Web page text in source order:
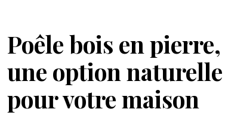
Poêle bois en pierre,
une option naturelle
pour votre maison